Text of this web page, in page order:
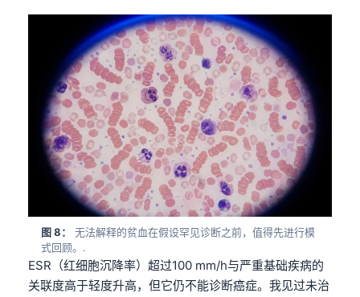
图 8：
无法解释的贫血在假设罕见诊断之前，值得先进行模
式回顾。.
ESR（红细胞沉降率）超过100 mm/h与严重基础疾病的
关联度高于轻度升高，但它仍不能诊断癌症。我见过未治
Македонски јазик
Euskara
Gàidhlig
Occitan
العربية المغربية
Afrikaans
Монгол
ພາສາລາວ
Basa Jawa
Cebuano
ئۇيغۇرچە